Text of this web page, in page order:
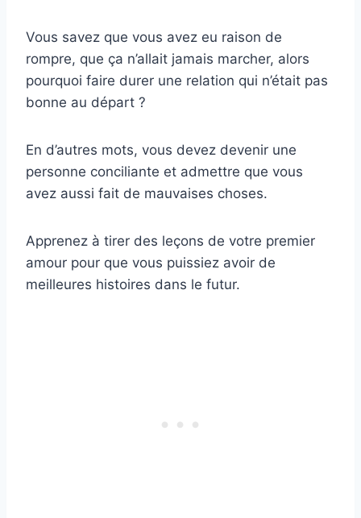
Vous savez que vous avez eu raison de
rompre, que ça n’allait jamais marcher, alors
pourquoi faire durer une relation qui n’était pas
bonne au départ ?
En d’autres mots, vous devez devenir une
personne conciliante et admettre que vous
avez aussi fait de mauvaises choses.
Apprenez à tirer des leçons de votre premier
amour pour que vous puissiez avoir de
meilleures histoires dans le futur.